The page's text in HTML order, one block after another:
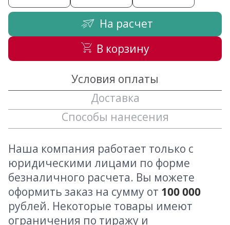
На расчет
В корзину
Условия оплаты
Доставка
Способы нанесения
Наша компания работает только с
юридическими лицами по форме
безналичного расчета. Вы можете
оформить заказ на сумму от 100 000
рублей. Некоторые товары имеют
ограничения по тиражу и